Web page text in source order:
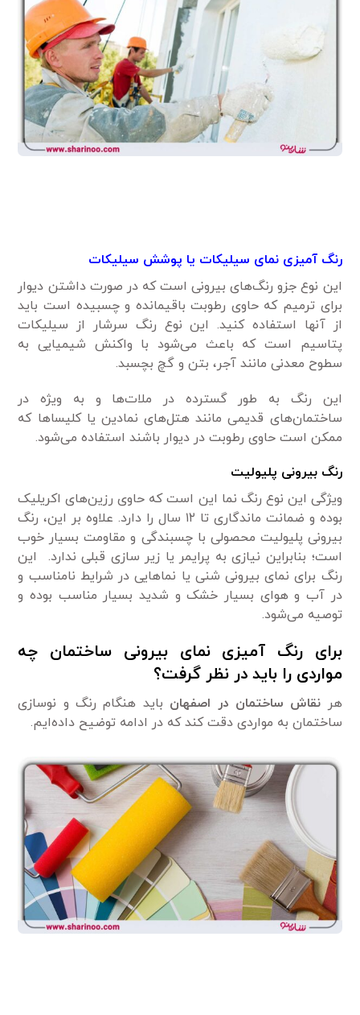
رنگ آمیزی نمای سیلیکات یا پوشش سیلیکات
این نوع جزو رنگ‌های بیرونی است که در صورت داشتن دیوار
برای ترمیم که حاوی رطوبت باقیمانده و چسبیده است باید
از آنها استفاده کنید. این نوع رنگ سرشار از سیلیکات
پتاسیم است که باعث می‌شود با واکنش شیمیایی به
سطوح معدنی مانند آجر، بتن و گچ بچسبد.
این رنگ به طور گسترده در ملات‌ها و به ویژه در
ساختمان‌های قدیمی مانند هتل‌های نمادین یا کلیساها که
ممکن است حاوی رطوبت در دیوار باشند استفاده می‌شود.
رنگ بیرونی پلیولیت
ویژگی این نوع رنگ نما این است که حاوی رزین‌های اکریلیک
بوده و ضمانت ماندگاری تا ۱۲ سال را دارد. علاوه بر این، رنگ
بیرونی پلیولیت محصولی با چسبندگی و مقاومت بسیار خوب
است؛ بنابراین نیازی به پرایمر یا زیر سازی قبلی ندارد. این
رنگ برای نمای بیرونی شنی یا نماهایی در شرایط نامناسب و
در آب و هوای بسیار خشک و شدید بسیار مناسب بوده و
توصیه می‌شود.
برای رنگ آمیزی نمای بیرونی ساختمان چه
مواردی را باید در نظر گرفت؟
هر نقاش ساختمان در اصفهان باید هنگام رنگ و نوسازی
ساختمان به مواردی دقت کند که در ادامه توضیح داده‌ایم.